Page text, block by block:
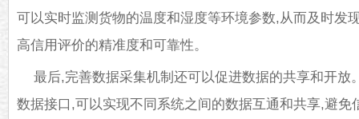
可以实时监测货物的温度和湿度等环境参数,从而及时发
高信用评价的精准度和可靠性。
最后,完善数据采集机制还可以促进数据的共享和开放
数据接口,可以实现不同系统之间的数据互通和共享,避免